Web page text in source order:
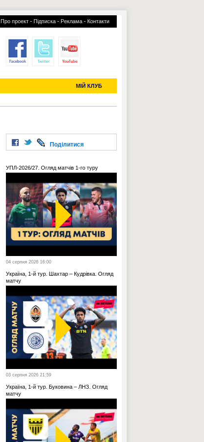
Про проект - Підписка - Реклама - Контакти
МІЙ КЛУБ
УСІ ТРАНСФЕРИ
Поділитися
УПЛ-2026/27. Огляд матчів 1-го туру
04 серпня 2026 16:00
Україна, 1-й тур. Шахтар – Кудрівка. Огляд
матчу
03 серпня 2026 21:59
Україна, 1-й тур. Буковина – ЛНЗ. Огляд
матчу